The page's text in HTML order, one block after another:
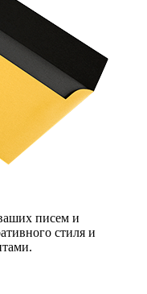
писем и
стиля и